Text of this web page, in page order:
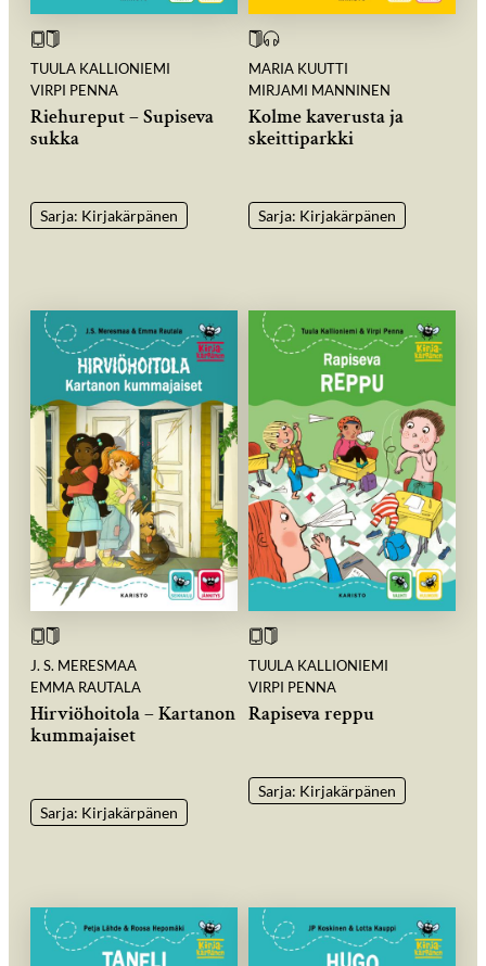
TUULA KALLIONIEMI
VIRPI PENNA
Riehureput – Supiseva
sukka
Sarja: Kirjakärpänen
MARIA KUUTTI
MIRJAMI MANNINEN
Kolme kaverusta ja
skeittiparkki
Sarja: Kirjakärpänen
J. S. MERESMAA
EMMA RAUTALA
Hirviöhoitola – Kartanon
kummajaiset
Sarja: Kirjakärpänen
TUULA KALLIONIEMI
VIRPI PENNA
Rapiseva reppu
Sarja: Kirjakärpänen